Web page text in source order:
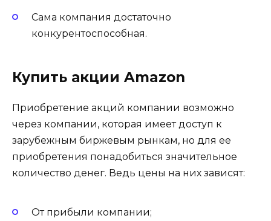
Сама компания достаточно
конкурентоспособная.
Купить акции Amazon
Приобретение акций компании возможно
через компании, которая имеет доступ к
зарубежным биржевым рынкам, но для ее
приобретения понадобиться значительное
количество денег. Ведь цены на них зависят:
От прибыли компании;